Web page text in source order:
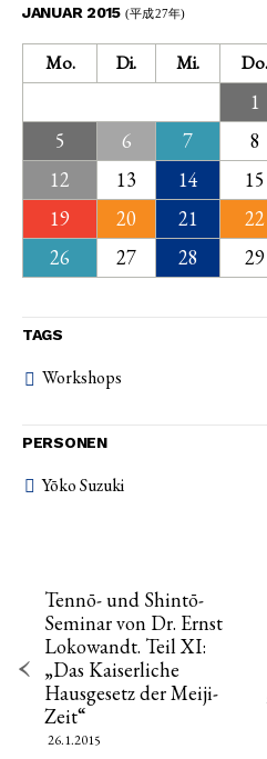
JANUAR 2015 (平成27年)
Mo. Di. Mi. Do.
1
5
6 7 8
12
13 14 15
19
20 21 22
26
27 28 29
TAGS
Workshops
PERSONEN
Yōko Suzuki
Tennō- und Shintō-
Seminar von Dr. Ernst
Lokowandt. Teil XI:
„Das Kaiserliche
Hausgesetz der Meiji-
Zeit“
26.1.2015